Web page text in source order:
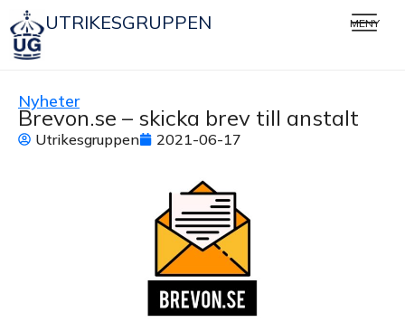
UTRIKESGRUPPEN MENY
Nyheter
Brevon.se – skicka brev till anstalt
Utrikesgruppen 2021-06-17